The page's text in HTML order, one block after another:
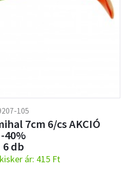
105
7cm 6/cs AKCIÓ
-40%
6 db
ár: 415 Ft